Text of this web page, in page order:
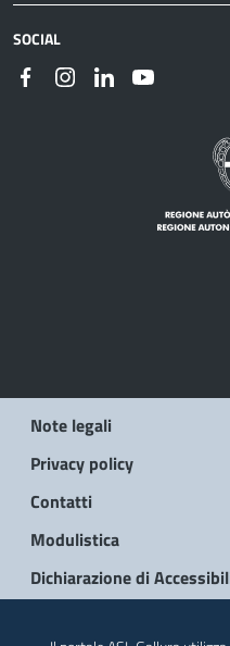
SOCIAL
Note legali
Privacy policy
Contatti
Modulistica
Dichiarazione di